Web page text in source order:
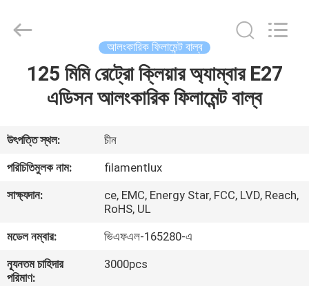
আমাদের
সম্পর্কে
কারখানা
ভ্রমণ
Technology
Reserved.
আলংকারিক ফিলামেন্ট বাল্ব
125 মিমি রেট্রো ক্লিয়ার অ্যাম্বার E27
এডিসন আলংকারিক ফিলামেন্ট বাল্ব
উৎপত্তি স্থল:
চীন
পরিচিতিমুলক নাম:
filamentlux
সাক্ষ্যদান:
ce, EMC, Energy Star, FCC, LVD, Reach,
RoHS, UL
মডেল নম্বার:
ভিএফএল-165280-এ
ন্যূনতম চাহিদার
পরিমাণ:
3000pcs